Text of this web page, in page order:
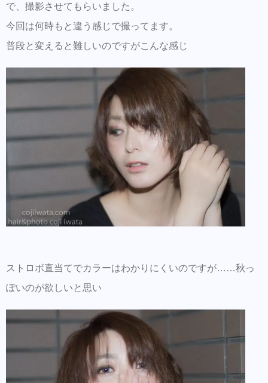
で、撮影させてもらいました。
今回は何時もと違う感じで撮ってます。
普段と変えると難しいのですがこんな感じ
ストロボ直当てでカラーはわかりにくいのですが……秋っ
ぽいのが欲しいと思い